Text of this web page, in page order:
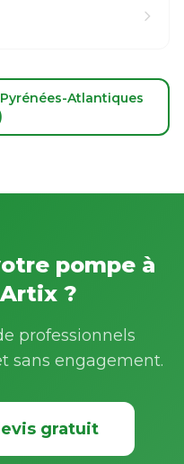
Atlantiques
pompe à
?
professionnels
sans engagement.
gratuit